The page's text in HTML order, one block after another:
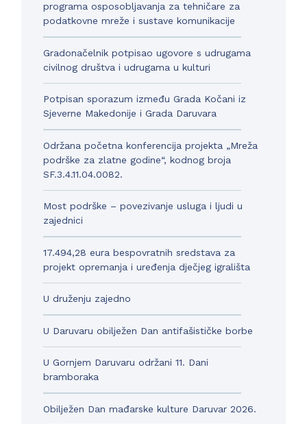
programa osposobljavanja za tehničare za
podatkovne mreže i sustave komunikacije
Gradonačelnik potpisao ugovore s udrugama
civilnog društva i udrugama u kulturi
Potpisan sporazum između Grada Kočani iz
Sjeverne Makedonije i Grada Daruvara
Održana početna konferencija projekta „Mreža
podrške za zlatne godine“, kodnog broja
SF.3.4.11.04.0082.
Most podrške – povezivanje usluga i ljudi u
zajednici
17.494,28 eura bespovratnih sredstava za
projekt opremanja i uređenja dječjeg igrališta
U druženju zajedno
U Daruvaru obilježen Dan antifašističke borbe
U Gornjem Daruvaru održani 11. Dani
bramboraka
Obilježen Dan mađarske kulture Daruvar 2026.